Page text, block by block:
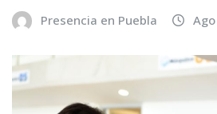
Presencia en Puebla